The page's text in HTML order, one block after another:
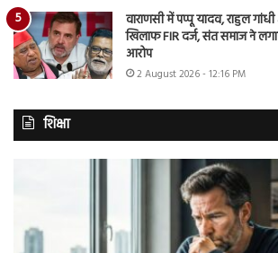
वाराणसी में पप्पू यादव, राहुल
खिलाफ FIR दर्ज, संत समाज ने
आरोप
2 August 2026 - 12:16 PM
शिक्षा